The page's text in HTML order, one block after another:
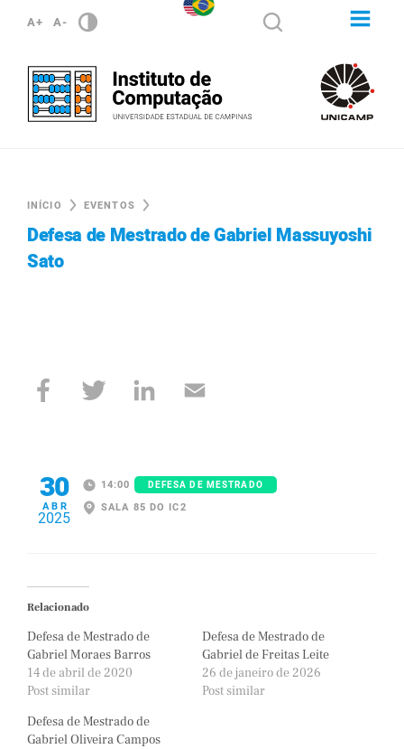
A+ A-
INÍCIO EVENTOS
Defesa de Mestrado de Gabriel Massuyoshi
Sato
30
ABR
2025
14:00 DEFESA DE MESTRADO
SALA 85 DO IC2
Relacionado
Defesa de Mestrado de
Gabriel Moraes Barros
14 de abril de 2020
Post similar
Defesa de Mestrado de
Gabriel de Freitas Leite
26 de janeiro de 2026
Post similar
Defesa de Mestrado de
Gabriel Oliveira Campos